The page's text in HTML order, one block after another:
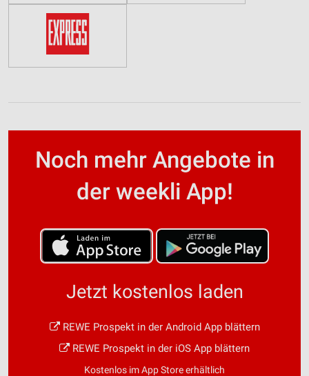
Noch mehr Angebote in
der weekli App!
Jetzt kostenlos laden
REWE Prospekt in der Android App blättern
REWE Prospekt in der iOS App blättern
Kostenlos im App Store erhältlich